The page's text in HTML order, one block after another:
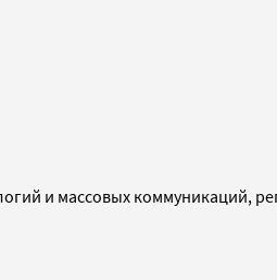
и массовых коммуникаций,